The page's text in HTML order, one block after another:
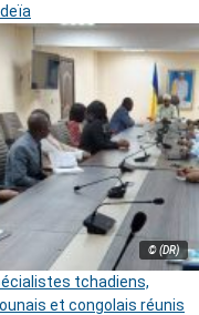
© (DR)
tchadiens,
et congolais réunis